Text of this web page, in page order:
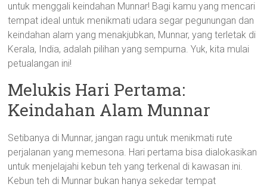
untuk menggali keindahan Munnar! Bagi kamu yang mencari
tempat ideal untuk menikmati udara segar pegunungan dan
keindahan alam yang menakjubkan, Munnar, yang terletak di
Kerala, India, adalah pilihan yang sempurna. Yuk, kita mulai
petualangan ini!
Melukis Hari Pertama:
Keindahan Alam Munnar
Setibanya di Munnar, jangan ragu untuk menikmati rute
perjalanan yang memesona. Hari pertama bisa dialokasikan
untuk menjelajahi kebun teh yang terkenal di kawasan ini.
Kebun teh di Munnar bukan hanya sekedar tempat